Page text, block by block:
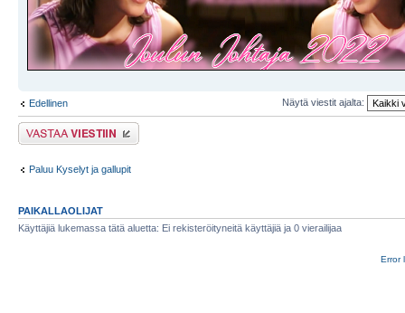
Edellinen Näytä viestit ajalta:
Lähetä vastaus
Paluu Kyselyt ja gallupit
PAIKALLAOLIJAT
Käyttäjiä lukemassa tätä aluetta: Ei rekisteröityneitä käyttäjiä ja 0 vierailijaa
Error